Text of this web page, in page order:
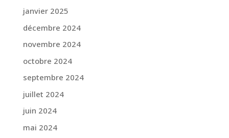
janvier 2025
décembre 2024
novembre 2024
octobre 2024
septembre 2024
juillet 2024
juin 2024
mai 2024